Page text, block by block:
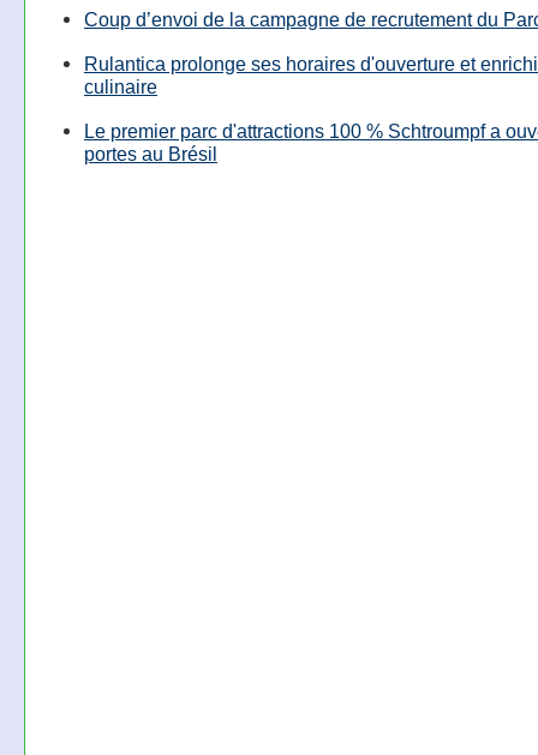
Coup d’envoi de la campagne de recrutement du
Rulantica prolonge ses horaires d'ouverture et
culinaire
Le premier parc d'attractions 100 % Schtroumpf a
portes au Brésil